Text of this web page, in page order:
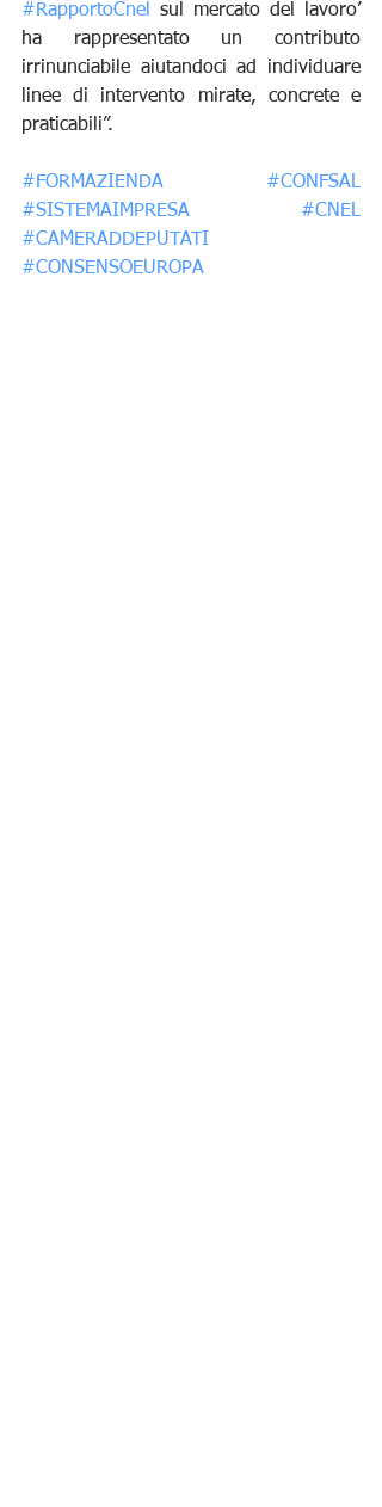
#RapportoCnel
sul mercato del lavoro’
ha rappresentato un contributo
irrinunciabile aiutandoci ad individuare
linee di intervento mirate, concrete e
praticabili”.
#FORMAZIENDA
#CONFSAL
#SISTEMAIMPRESA
#CNEL
#CAMERADDEPUTATI
#CONSENSOEUROPA